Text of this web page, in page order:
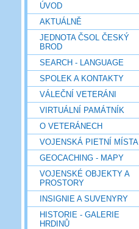
ÚVOD
AKTUÁLNĚ
JEDNOTA ČSOL ČESKÝ
BROD
SEARCH - LANGUAGE
SPOLEK A KONTAKTY
VÁLEČNÍ VETERÁNI
VIRTUÁLNÍ PAMÁTNÍK
O VETERÁNECH
VOJENSKÁ PIETNÍ MÍSTA
GEOCACHING - MAPY
VOJENSKÉ OBJEKTY A
PROSTORY
INSIGNIE A SUVENYRY
HISTORIE - GALERIE
HRDINŮ